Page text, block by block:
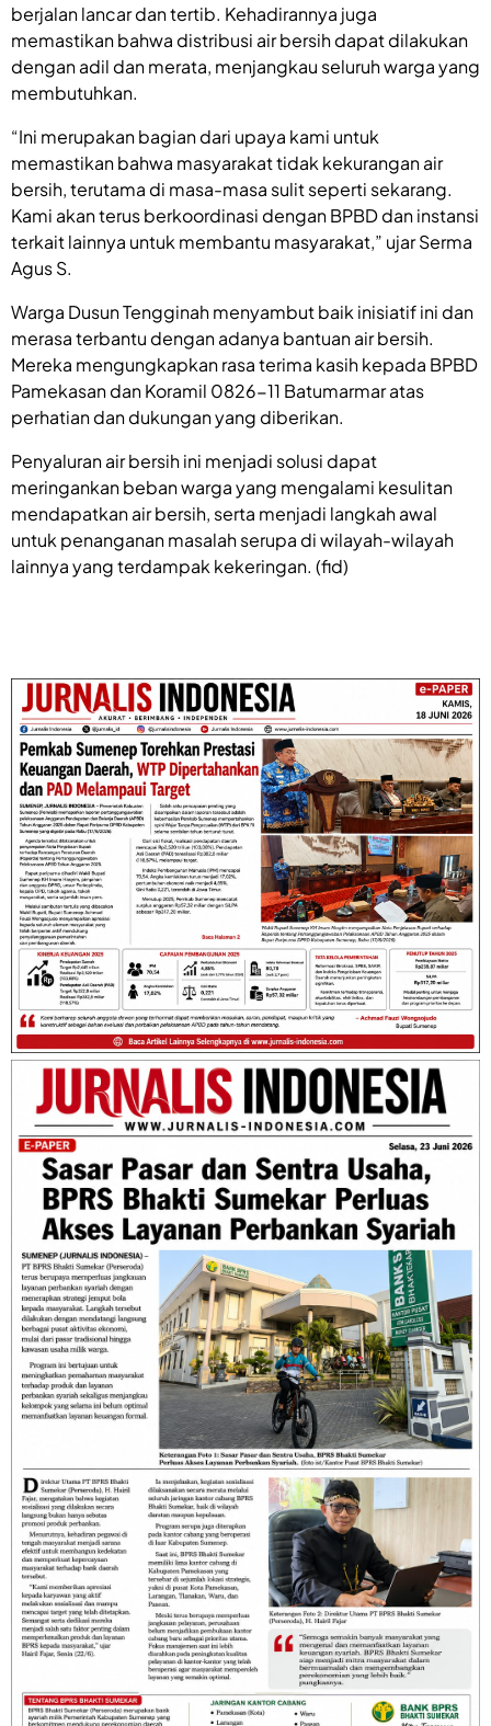
berjalan lancar dan tertib. Kehadirannya juga
memastikan bahwa distribusi air bersih dapat dilakukan
dengan adil dan merata, menjangkau seluruh warga yang
membutuhkan.
“Ini merupakan bagian dari upaya kami untuk
memastikan bahwa masyarakat tidak kekurangan air
bersih, terutama di masa-masa sulit seperti sekarang.
Kami akan terus berkoordinasi dengan BPBD dan instansi
terkait lainnya untuk membantu masyarakat,” ujar Serma
Agus S.
Warga Dusun Tengginah menyambut baik inisiatif ini dan
merasa terbantu dengan adanya bantuan air bersih.
Mereka mengungkapkan rasa terima kasih kepada BPBD
Pamekasan dan Koramil 0826-11 Batumarmar atas
perhatian dan dukungan yang diberikan.
Penyaluran air bersih ini menjadi solusi dapat
meringankan beban warga yang mengalami kesulitan
mendapatkan air bersih, serta menjadi langkah awal
untuk penanganan masalah serupa di wilayah-wilayah
lainnya yang terdampak kekeringan. (fid)